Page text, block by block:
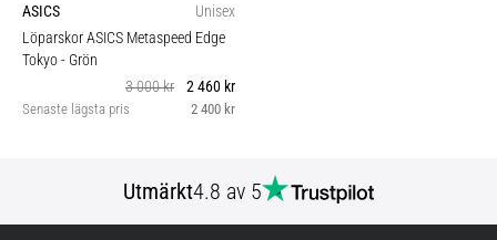
ASICS
Unisex
Löparskor ASICS Metaspeed Edge
Tokyo- Grön
3 000 kr
2 460 kr
Senaste lägsta pris 2 400 kr
Utmärkt4.8 av 5